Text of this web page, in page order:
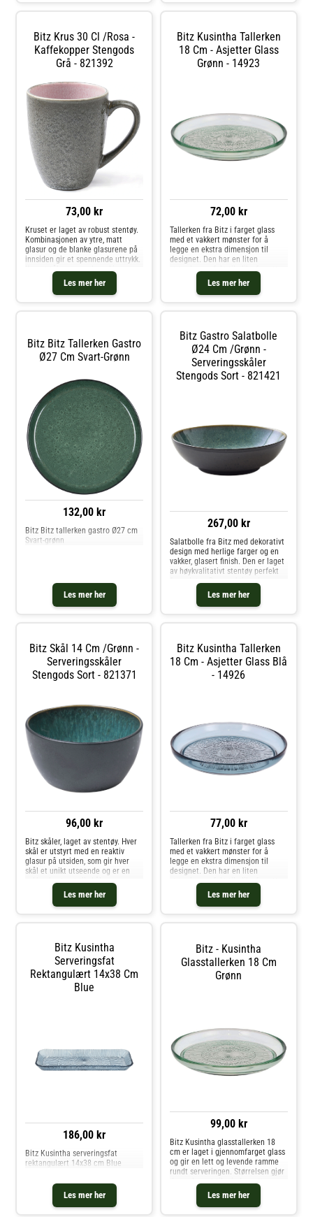
Bitz Krus 30 Cl /Rosa -
Kaffekopper Stengods
Grå - 821392
73,00 kr
Les mer her
Kruset er laget av robust stentøy.
Kombinasjonen av ytre, matt
glasur og de blanke glasurene på
innsiden gir et spennende uttrykk.
Kruset tåler oppvaskmaskin,
mikrobølgeovn og stekeovn på
opptil 250 grader.Du kan også
mikse og matche med andre
gjør hvert produkt unikt, og de kan
variere i farger. Kjøp Kaffekopper
og andre Kopper & Krus hos Royal
Bitz Kusintha Tallerken
18 Cm - Asjetter Glass
Grønn - 14923
72,00 kr
Les mer her
Tallerken fra Bitz i farget glass
med et vakkert mønster for å
legge en ekstra dimensjon til
designet. Den har en liten
størrelse perfekt til ulike forretter
og desserter. Kombiner med andre
deler i serien og skap din
personlige look. For hvert salg
områder. Om tallerkenen fra Bitz-
Laget av glass.- Fra serien
Kusintha.- Vakkert mønster i
bunnen.- Finnes i forskjellige
farger. Vedlikeholdsinstruksjoner
Bitz Bitz Tallerken Gastro
Ø27 Cm Svart-Grønn
132,00 kr
Les mer her
Bitz Bitz tallerken gastro Ø27 cm
Svart-grønn
Bitz Gastro Salatbolle
Ø24 Cm /Grønn -
Serveringsskåler
Stengods Sort - 821421
267,00 kr
Les mer her
Salatbolle fra Bitz med dekorativt
design med herlige farger og en
vakker, glasert finish. Den er laget
av høykvalitativt stentøy perfekt
for salater. Den reaktive glasuren
gir hvert stykke et unikt
utseende.Om salatbollen fra Bitz-
Denne salatbollen er en del av
stentøy.- Den reaktive glasuren gir
hvert stykke et unikt
utseende.Vedlikeholdsinstruksjon
er for salatbollen- Tåler
Bitz Skål 14 Cm /Grønn -
Serveringsskåler
Stengods Sort - 821371
96,00 kr
Les mer her
Bitz skåler, laget av stentøy. Hver
skål er utstyrt med en reaktiv
glasur på utsiden, som gir hver
skål et unikt utseende og er en
vakker kontrast til skålenes
forskjellige farger på innsiden.
Kjøp Serveringsskåler og andre
Skåler & Serveringsfat hos Royal
Bitz Kusintha Tallerken
18 Cm - Asjetter Glass Blå
- 14926
77,00 kr
Les mer her
Tallerken fra Bitz i farget glass
med et vakkert mønster for å
legge en ekstra dimensjon til
designet. Den har en liten
størrelse perfekt til ulike forretter
og desserter. Kombiner med andre
deler i serien og skap din
personlige look. For hvert salg
områder. Om tallerkenen fra Bitz-
Laget av glass.- Fra serien
Kusintha.- Vakkert mønster i
bunnen.- Finnes i forskjellige
Bitz Kusintha
Serveringsfat
Rektangulært 14x38 Cm
Blue
186,00 kr
Les mer her
Bitz Kusintha serveringsfat
rektangulært 14x38 cm Blue
Bitz - Kusintha
Glasstallerken 18 Cm
Grønn
99,00 kr
Les mer her
Bitz Kusintha glasstallerken 18
cm er laget i gjennomfarget glass
og gir en lett og levende ramme
rundt serveringen. Størrelsen gjør
den velegnet til mindre retter, og
glasset slipper lyset gjennom slik
at både farge og tekstur i maten
kommer tydelig